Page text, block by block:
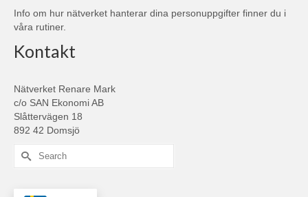
Info om hur nätverket hanterar dina personuppgifter finner du i
våra rutiner.
Kontakt
Nätverket Renare Mark
c/o SAN Ekonomi AB
Slåttervägen 18
892 42 Domsjö
Search
for: